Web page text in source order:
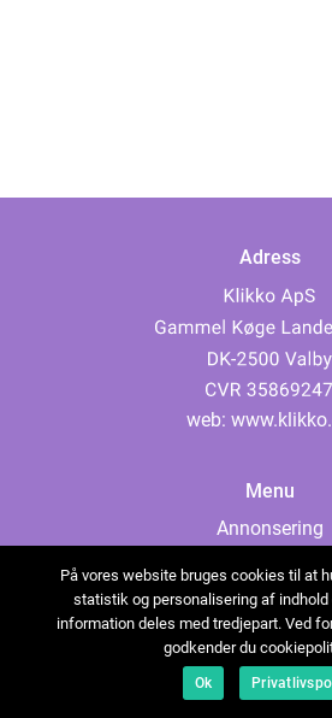
Adress
web:
Menu
Annonsering
Cookies
Kontakta oss
Sitemap
På vores website bruges cookies til at
statistik og personalisering af indhold
information deles med tredjepart. Ved
godkender du
Ok